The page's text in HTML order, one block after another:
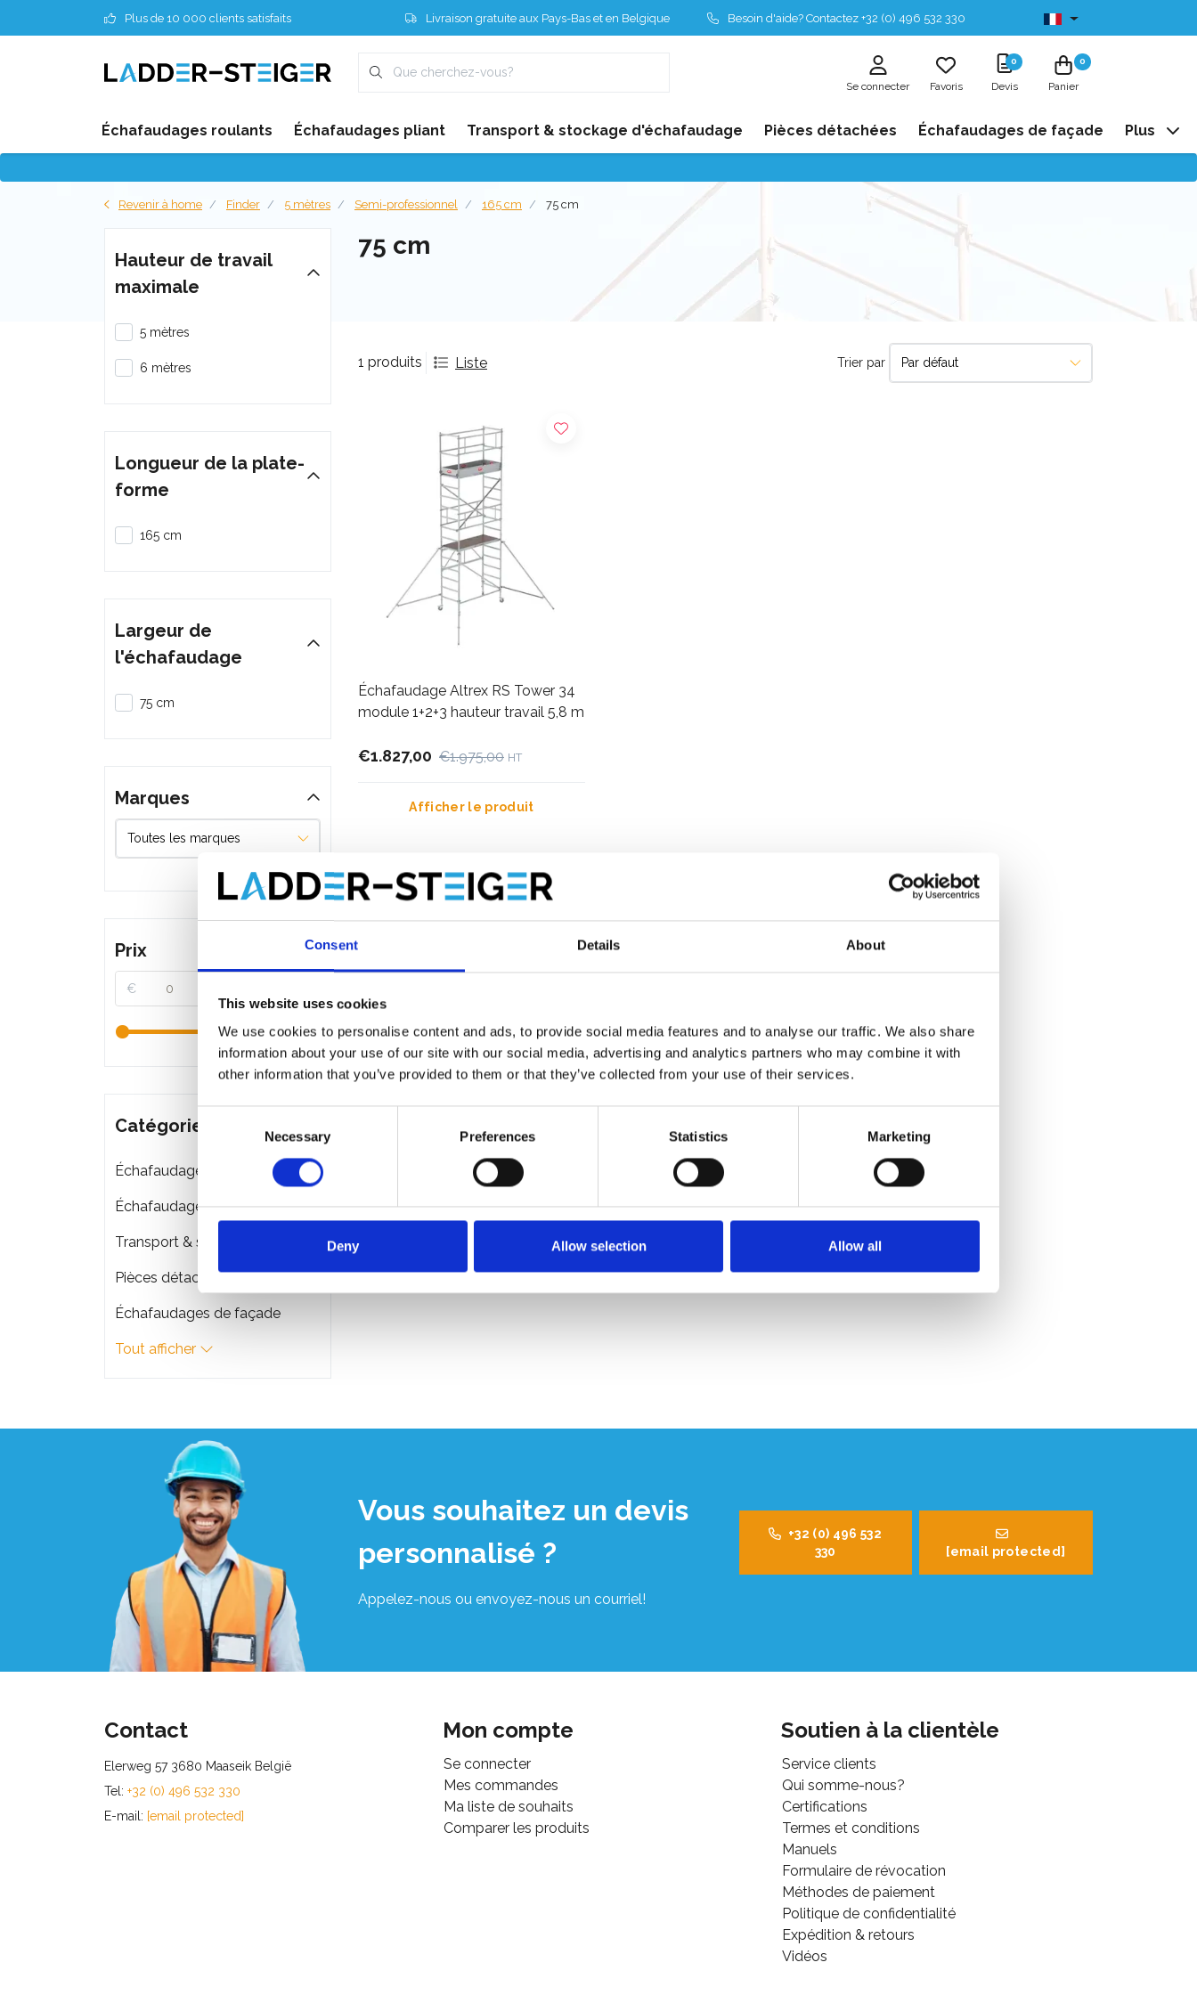
Consent Details About
This website uses cookies
We use cookies to personalise content and ads, to provide social media features and to analyse our traffic. We also share
information about your use of our site with our social media, advertising and analytics partners who may combine it with
other information that you’ve provided to them or that they’ve collected from your use of their services.
Selection
Necessary Preferences Statistics Marketing
Deny Allow selection Allow all
Plus de 10 000 clients satisfaits Livraison gratuite aux Pays-Bas et en Belgique Besoin d'aide? Contactez +32 (0) 496 532 330 Disponibles de stock
Se connecter Favoris
0
Devis
0
Panier
Échafaudages roulants Échafaudages pliant Transport & stockage d'échafaudage Pièces détachées Échafaudages de façade Plus
Revenir à home Finder 5 mètres Semi-professionnel 165 cm 75 cm
75 cm
1 produits Liste Trier par
Échafaudage Altrex RS Tower 34
module 1+2+3 hauteur travail 5,8 m
€1.827,00 €1.975,00 HT
Afficher le produit
Hauteur de travail
maximale
5 mètres
6 mètres
Longueur de la plate-
forme
165 cm
Largeur de
l'échafaudage
75 cm
Marques
Prix
€
Catégories
Échafaudages roulants
Échafaudages pliant
Pièces détachées
Échafaudages de façade
Tout afficher
Vous souhaitez un devis
personnalisé ?
Appelez-nous ou envoyez-nous un courriel!
+32 (0) 496 532
330
[email protected]
Contact
Elerweg 57 3680 Maaseik België
Tel: +32 (0) 496 532 330
E-mail: [email protected]
Mon compte
Se connecter
Mes commandes
Ma liste de souhaits
Comparer les produits
Soutien à la clientèle
Service clients
Qui somme-nous?
Certifications
Termes et conditions
Manuels
Formulaire de révocation
Méthodes de paiement
Politique de confidentialité
Expédition & retours
Vidéos